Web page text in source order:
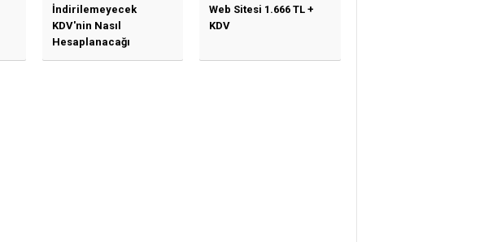
İndirilemeyecek
KDV'nin Nasıl
Hesaplanacağı
Web Sitesi 1.666 TL +
KDV